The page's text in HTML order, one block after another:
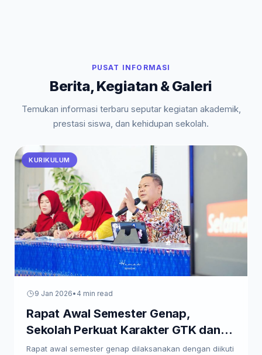
PUSAT INFORMASI
Berita, Kegiatan & Galeri
Temukan informasi terbaru seputar kegiatan akademik,
prestasi siswa, dan kehidupan sekolah.
KURIKULUM
9 Jan 2026• 4 min read
Rapat Awal Semester Genap,
Sekolah Perkuat Karakter GTK dan
Paparkan Program Kerja
Rapat awal semester genap dilaksanakan dengan diikuti